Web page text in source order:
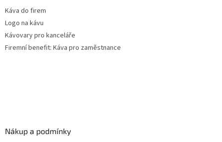
Káva do firem
Logo na kávu
Kávovary pro kanceláře
Firemní benefit: Káva pro zaměstnance
Nákup a podmínky